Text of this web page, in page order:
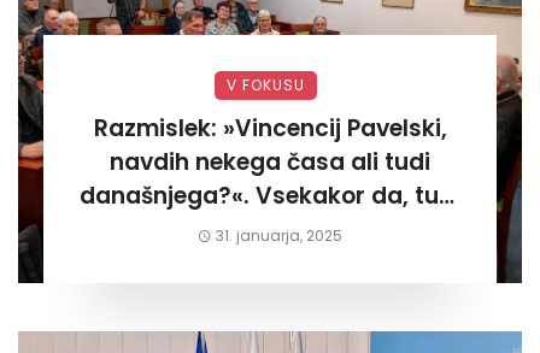
V FOKUSU
Razmislek: »Vincencij Pavelski,
navdih nekega časa ali tudi
današnjega?«. Vsekakor da, tudi
današnjega«
31. januarja, 2025